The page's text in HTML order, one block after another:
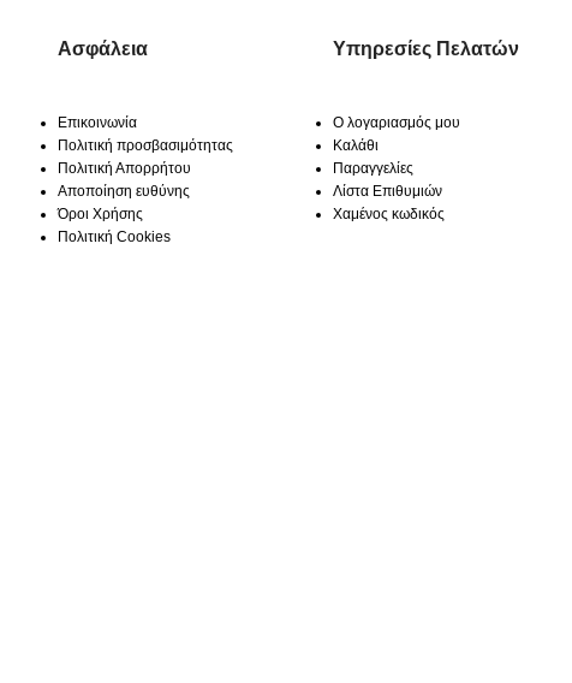
Ασφάλεια
Επικοινωνία
Πολιτική προσβασιμότητας
Πολιτική Απορρήτου
Αποποίηση ευθύνης
Όροι Χρήσης
Πολιτική Cookies
Υπηρεσίες Πελατών
Ο λογαριασμός μου
Καλάθι
Παραγγελίες
Λίστα Επιθυμιών
Χαμένος κωδικός